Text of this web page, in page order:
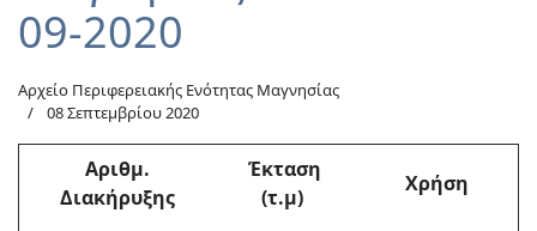
09-2020
Αρχείο Περιφερειακής Ενότητας Μαγνησίας
08 Σεπτεμβρίου 2020
Αριθμ.
Διακήρυξης
Έκταση
(τ.μ)
Χρήση